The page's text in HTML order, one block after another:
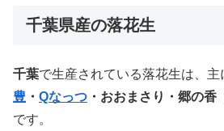
千葉県産の落花生
千葉で生産されている落花生は、主
豊 ・ Qなっつ ・おおまさり・郷の香
です。